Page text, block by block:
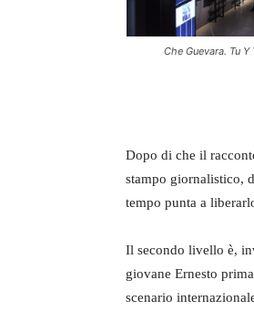
Che Guevara. Tu Y
Dopo di che il
stampo giornalistico,
tempo punta a
Il secondo livello è,
giovane Ernesto
scenario